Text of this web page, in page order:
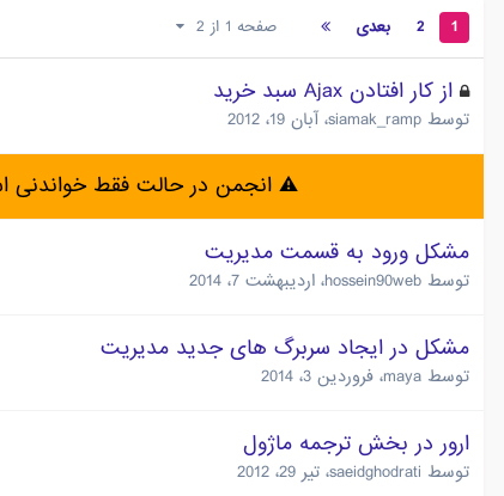
1
2 بعدی صفحه 1 از 2
از کار افتادن Ajax سبد خرید
توسط siamak_ramp،آبان 19، 2012
⚠️ انجمن در حالت فقط خواندنی
مشکل ورود به قسمت مدیریت
توسط hossein90web، اردیبهشت 7، 2014
مشکل در ایجاد سربرگ های جدید مدیریت
توسط maya، فروردین 3، 2014
ارور در بخش ترجمه ماژول
توسط saeidghodrati، تیر 29، 2012